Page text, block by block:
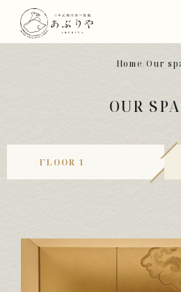
Menu
Our
Home Our
OUR
FLOOR 1